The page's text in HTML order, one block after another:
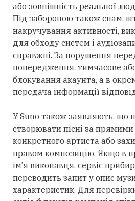
або зовнішність реальної
Під забороною також спам,
накручування активності,
для обходу систем і
справжні. За порушення
попередження, тимчасове
блокування акаунта, а в
передача інформації
У Suno також заявляють, що
створювати пісні за
конкретного артиста або
правом композицію. Якщо в
ім’я виконавця, сервіс
переводить запит у опис
характеристик. Для